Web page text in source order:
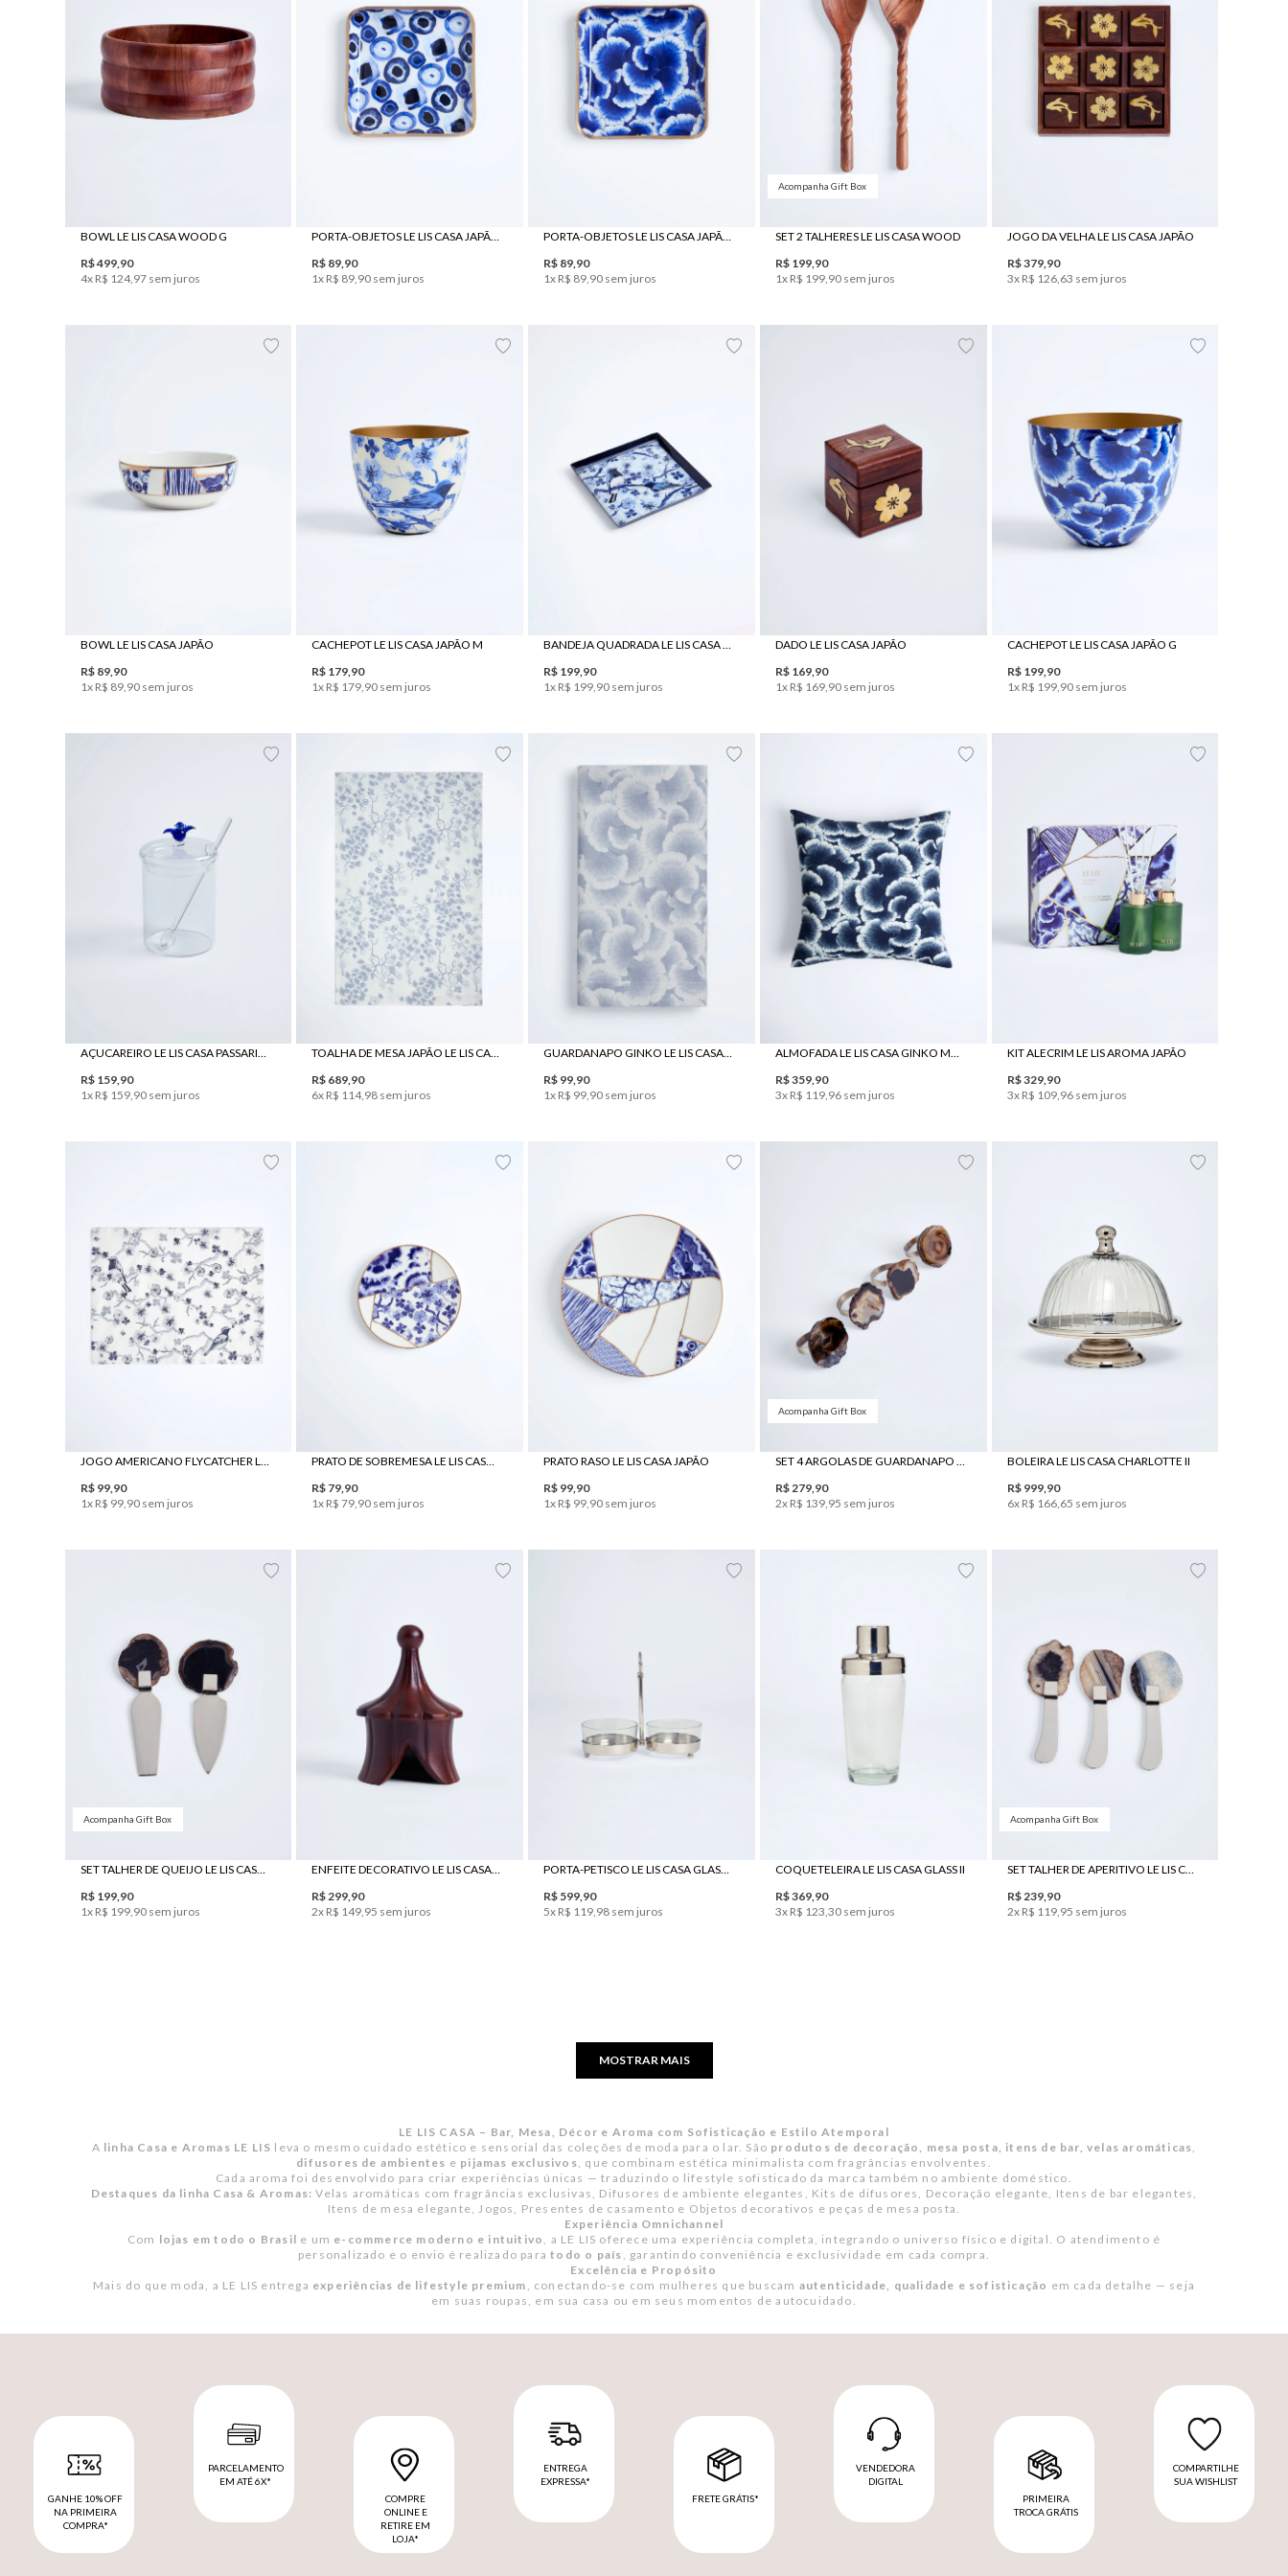
BOWL LE LIS CASA WOOD G
R$499, 90
4x R$ 124, 97sem juros
PORTA-OBJETOS LE LIS CASA JAPÃO II
R$ 89 90
1x R$ 89 90 sem juros
PORTA-OBJETOS LE LIS CASA JAPÃO I
R$ 89 90
1x R$ 89 90 sem juros
SET 2 TALHERES LE LIS CASA WOOD
R$ 199, 90
Acompanha Gift Box
1x R$ 199, 90sem juros
JOGO DA VELHA LE LIS CASA JAPÃO
R$379, 90
3x R$ 126, 63 sem juros
BOWL LE LIS CASA JAPÃO
R$ 89, 90
1x R$ 89, 90sem juros
CACHEPOT LE LIS CASA JAPÃO M
R$ 179 90
1x R$ 179 90 sem juros
BANDEJA QUADRADA LE LIS CASA JAPÃO
R$ 199 90
1x R$ 199 90 sem juros
DADO LE LIS CASA JAPÃO
R$ 169, 90
1x R$ 169, 90sem juros
CACHEPOT LE LIS CASA JAPÃO G
R$ 199, 90
1x R$ 199, 90sem juros
AÇUCAREIRO LE LIS CASA PASSARINHO
R$ 159, 90
1x R$ 159, 90sem juros
TOALHA DE MESA JAPÃO LE LIS CASA E JRJ TECIDOS
R$ 689 90
6x R$ 114, 98 sem juros
GUARDANAPO GINKO LE LIS CASA E JRJ TECIDOS
R$ 99 90
1x R$ 99 90 sem juros
ALMOFADA LE LIS CASA GINKO MEGA
R$359, 90
3x R$ 119, 96sem juros
KIT ALECRIM LE LIS AROMA JAPÃO
R$329, 90
3x R$ 109, 96sem juros
JOGO AMERICANO FLYCATCHER LE LIS CASA E JRJ TECIDOS
R$ 99, 90
1x R$ 99, 90sem juros
PRATO DE SOBREMESA LE LIS CASA JAPÃO
R$ 79 90
1x R$ 79 90 sem juros
PRATO RASO LE LIS CASA JAPÃO
R$ 99 90
1x R$ 99 90 sem juros
SET 4 ARGOLAS DE GUARDANAPO LE LIS CASA CAFÉ
R$ 279, 90
Acompanha Gift Box
2x R$ 139, 95 sem juros
BOLEIRA LE LIS CASA CHARLOTTE II
R$ 999, 90
6x R$ 166, 65 sem juros
SET TALHER DE QUEIJO LE LIS CASA CAFÉ
R$ 199, 90
Acompanha Gift Box
1x R$ 199, 90sem juros
ENFEITE DECORATIVO LE LIS CASA CIRCO
R$ 299 90
2x R$ 149 95 sem juros
PORTA-PETISCO LE LIS CASA GLASS II
R$ 599 90
5x R$ 119 98 sem juros
COQUETELEIRA LE LIS CASA GLASS II
R$369, 90
3x R$ 123 30sem juros
SET TALHER DE APERITIVO LE LIS CASA CAFÉ
R$ 239, 90
Acompanha Gift Box
2x R$ 119, 95 sem juros
MOSTRAR MAIS
LE LIS CASA – Bar, Mesa, Décor e Aroma com Sofisticação e Estilo Atemporal
A linha Casa e Aromas LE LIS leva o mesmo cuidado estético e sensorial das coleções de moda para o lar. São produtos de decoração, mesa posta, itens de bar, velas aromáticas,
difusores de ambientes e pijamas exclusivos, que combinam estética minimalista com fragrâncias envolventes.
Cada aroma foi desenvolvido para criar experiências únicas — traduzindo o lifestyle sofisticado da marca também no ambiente doméstico.
Destaques da linha Casa & Aromas: Velas aromáticas com fragrâncias exclusivas, Difusores de ambiente elegantes, Kits de difusores, Decoração elegante, Itens de bar elegantes,
Itens de mesa elegante, Jogos, Presentes de casamento e Objetos decorativos e peças de mesa posta.
Experiência Omnichannel
Com lojas em todo o Brasil e um e-commerce moderno e intuitivo , a LE LIS oferece uma experiência completa, integrando o universo físico e digital. O atendimento é
personalizado e o envio é realizado paratodo o país , garantindo conveniência e exclusividade em cada compra.
Excelência e Propósito
Mais do que moda, a LE LIS entrega experiências de lifestyle premium , conectando-se com mulheres que buscam autenticidade, qualidade e sofisticação em cada detalhe — seja
em suas roupas, em sua casa ou em seus momentos de autocuidado.
GANHE 10% OFF
NA PRIMEIRA
COMPRA*
PARCELAMENTO
EM ATÉ 6X*
COMPRE
ONLINE E
RETIRE EM
LOJA*
ENTREGA
EXPRESSA*
FRETE GRÁTIS*
VENDEDORA
DIGITAL
PRIMEIRA
TROCA GRÁTIS
COMPARTILHE
SUA WISHLIST